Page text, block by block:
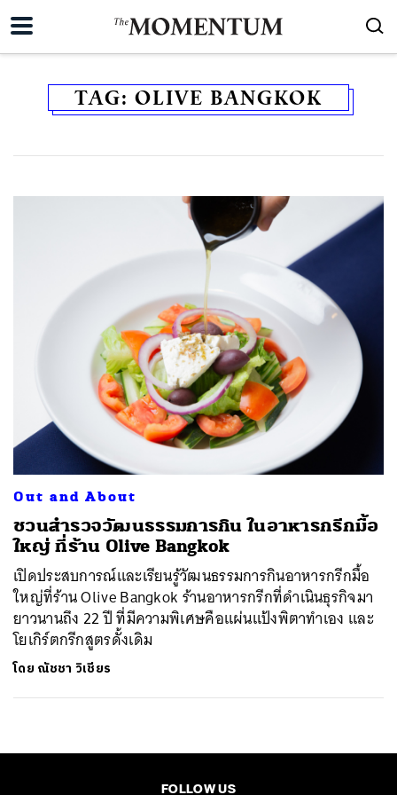
TAG: OLIVE BANGKOK
Out and About
ชวนสำรวจวัฒนธรรมการกิน ในอาหารกรีกมื้อ
ใหญ่ ที่ร้าน Olive Bangkok
เปิดประสบการณ์และเรียนรู้วัฒนธรรมการกินอาหารกรีกมื้อ
ใหญ่ที่ร้าน Olive Bangkok ร้านอาหารกรีกที่ดำเนินธุรกิจมา
ยาวนานถึง 22 ปี ที่มีความพิเศษคือแผ่นแป้งพิตาทำเอง และ
โยเกิร์ตกรีกสูตรดั้งเดิม
โดย ณัชชา วิเชียร
FOLLOW US
ค้นหา
SHARE EMAIL